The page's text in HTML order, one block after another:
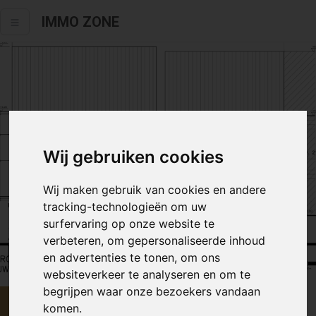
Wij gebruiken cookies
Wij maken gebruik van cookies en andere
tracking-technologieën om uw
surfervaring op onze website te
verbeteren, om gepersonaliseerde inhoud
en advertenties te tonen, om ons
websiteverkeer te analyseren en om te
begrijpen waar onze bezoekers vandaan
komen.
IMMO ZONE
Alle fotos
€ 190 000